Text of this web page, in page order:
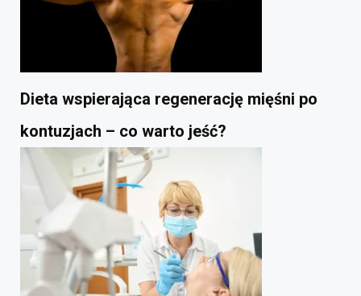
Dieta wspierająca regenerację mięśni po
kontuzjach – co warto jeść?